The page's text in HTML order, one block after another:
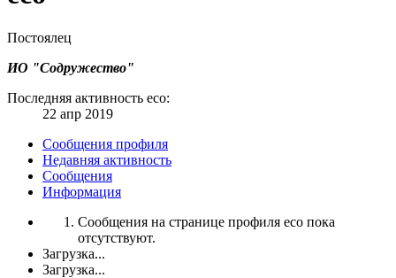
Постоялец
ИО "Содружество"
Последняя активность eco:
22 апр 2019
Сообщения профиля
Недавняя активность
Сообщения
Информация
Сообщения на странице профиля eco пока
отсутствуют.
Загрузка...
Загрузка...